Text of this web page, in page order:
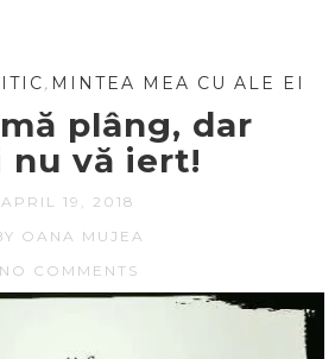
, MINTEA MEA CU ALE EI
plâng, dar
nu vă iert!
APRIL 19, 2018
OANA MUJEA
NO COMMENTS